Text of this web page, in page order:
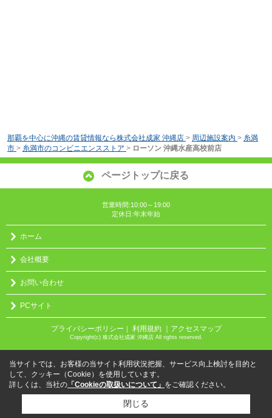
那覇を中心に沖縄の賃貸情報なら株式会社成家 沖縄店 > 周辺施設案内 > 糸満
市 > 糸満市のコンビニエンスストア > ローソン 沖縄水産高校前店
ページトップに戻る
営業時間:10:00～19:00
定休日:年末年始
ホーム
会社概要
お問い合わせ
PCサイト
プライバシーポリシー ｜ 利用規約 ｜アクセスマップ
Copyright(c) 株式会社成家 沖縄店 All rights reserved.
当サイトでは、お客様の当サイト利用状況把握、サービス向上検討を目的と
して、クッキー（Cookie）を使用しています。
詳しくは、当社の 「Cookieの取扱いについて」 をご確認ください。
閉じる